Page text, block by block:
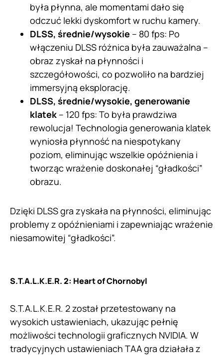
była płynna, ale momentami dało się
odczuć lekki dyskomfort w ruchu kamery.
DLSS, średnie/wysokie – 80 fps: Po
włączeniu DLSS różnica była zauważalna –
obraz zyskał na płynności i
szczegółowości, co pozwoliło na bardziej
immersyjną eksplorację.
DLSS, średnie/wysokie, generowanie
klatek – 120 fps: To była prawdziwa
rewolucja! Technologia generowania klatek
wyniosła płynność na niespotykany
poziom, eliminując wszelkie opóźnienia i
tworząc wrażenie doskonałej “gładkości”
obrazu.
Dzięki DLSS gra zyskała na płynności, eliminując
problemy z opóźnieniami i zapewniając wrażenie
niesamowitej “gładkości”.
S.T.A.L.K.E.R. 2: Heart of Chornobyl
S.T.A.L.K.E.R. 2 został przetestowany na
wysokich ustawieniach, ukazując pełnię
możliwości technologii graficznych NVIDIA. W
tradycyjnych ustawieniach TAA gra działała z